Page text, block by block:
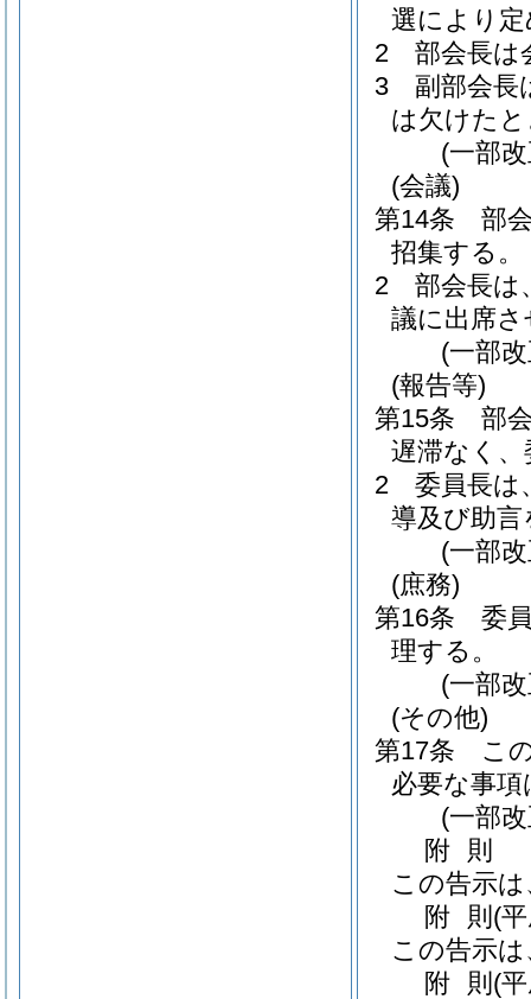
選により
2
部会長は
3
副部会長
は欠けた
(一部
(会議)
第14条
部
招集する。
2
部会長は
議に出席
(一部
(報告等)
第15条
部
遅滞なく
2
委員長は
導及び助
(一部
(庶務)
第16条
委
理する。
(一部
(その他)
第17条
こ
必要な事
(一部
附 則
この告示
附 則 (
この告示
附 則 (